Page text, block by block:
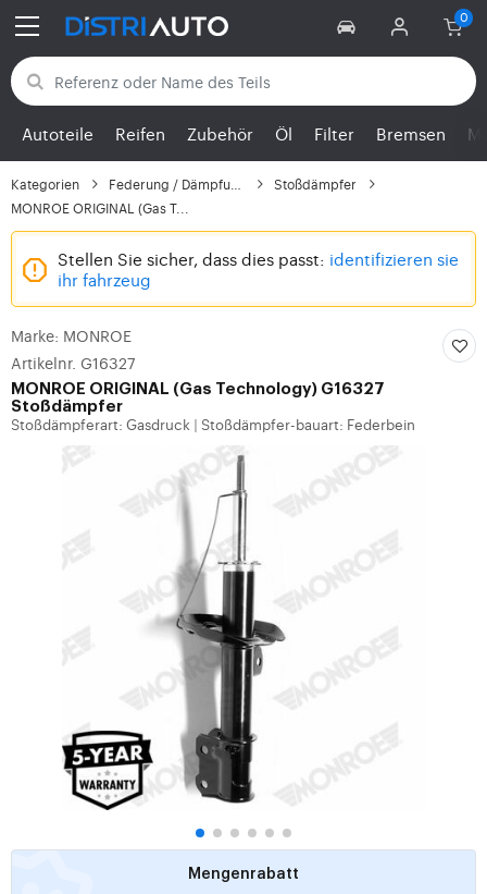
Zurück zu den Kategorien
Autoteile Reifen Zubehör Öl Filter Bremsen
Kategorien
Stoßdämpfer
MONROE ORIGINAL (Gas T...
Stellen Sie sicher, dass dies passt: identifizieren sie
ihr fahrzeug
Marke: MONROE
Artikelnr. G16327
MONROE ORIGINAL (Gas Technology) G16327
Stoßdämpfer
Stoßdämpferart: Gasdruck Stoßdämpfer-bauart: Federbein
Mengenrabatt